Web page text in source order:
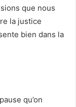
que nous
la justice
bien dans la
qu’on